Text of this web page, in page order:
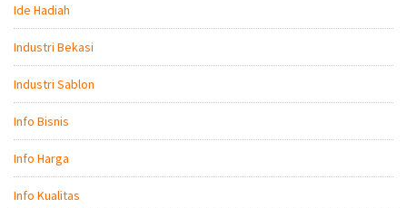
Ide Hadiah
Industri Bekasi
Industri Sablon
Info Bisnis
Info Harga
Info Kualitas